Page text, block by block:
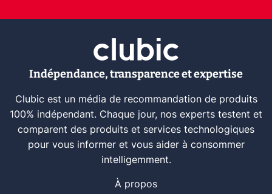
Indépendance, transparence et expertise
Clubic est un média de recommandation de produits
100% indépendant. Chaque jour, nos experts testent et
comparent des produits et services technologiques
pour vous informer et vous aider à consommer
intelligemment.
À propos